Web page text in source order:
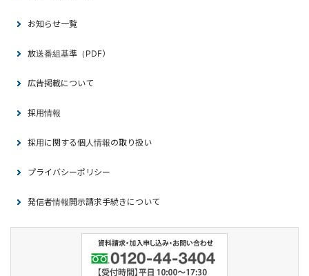
お知らせ一覧
放送番組基準（PDF）
広告掲載について
採用情報
採用に関する個人情報の取り扱い
プライバシーポリシー
発信者情報開示請求手続きについて